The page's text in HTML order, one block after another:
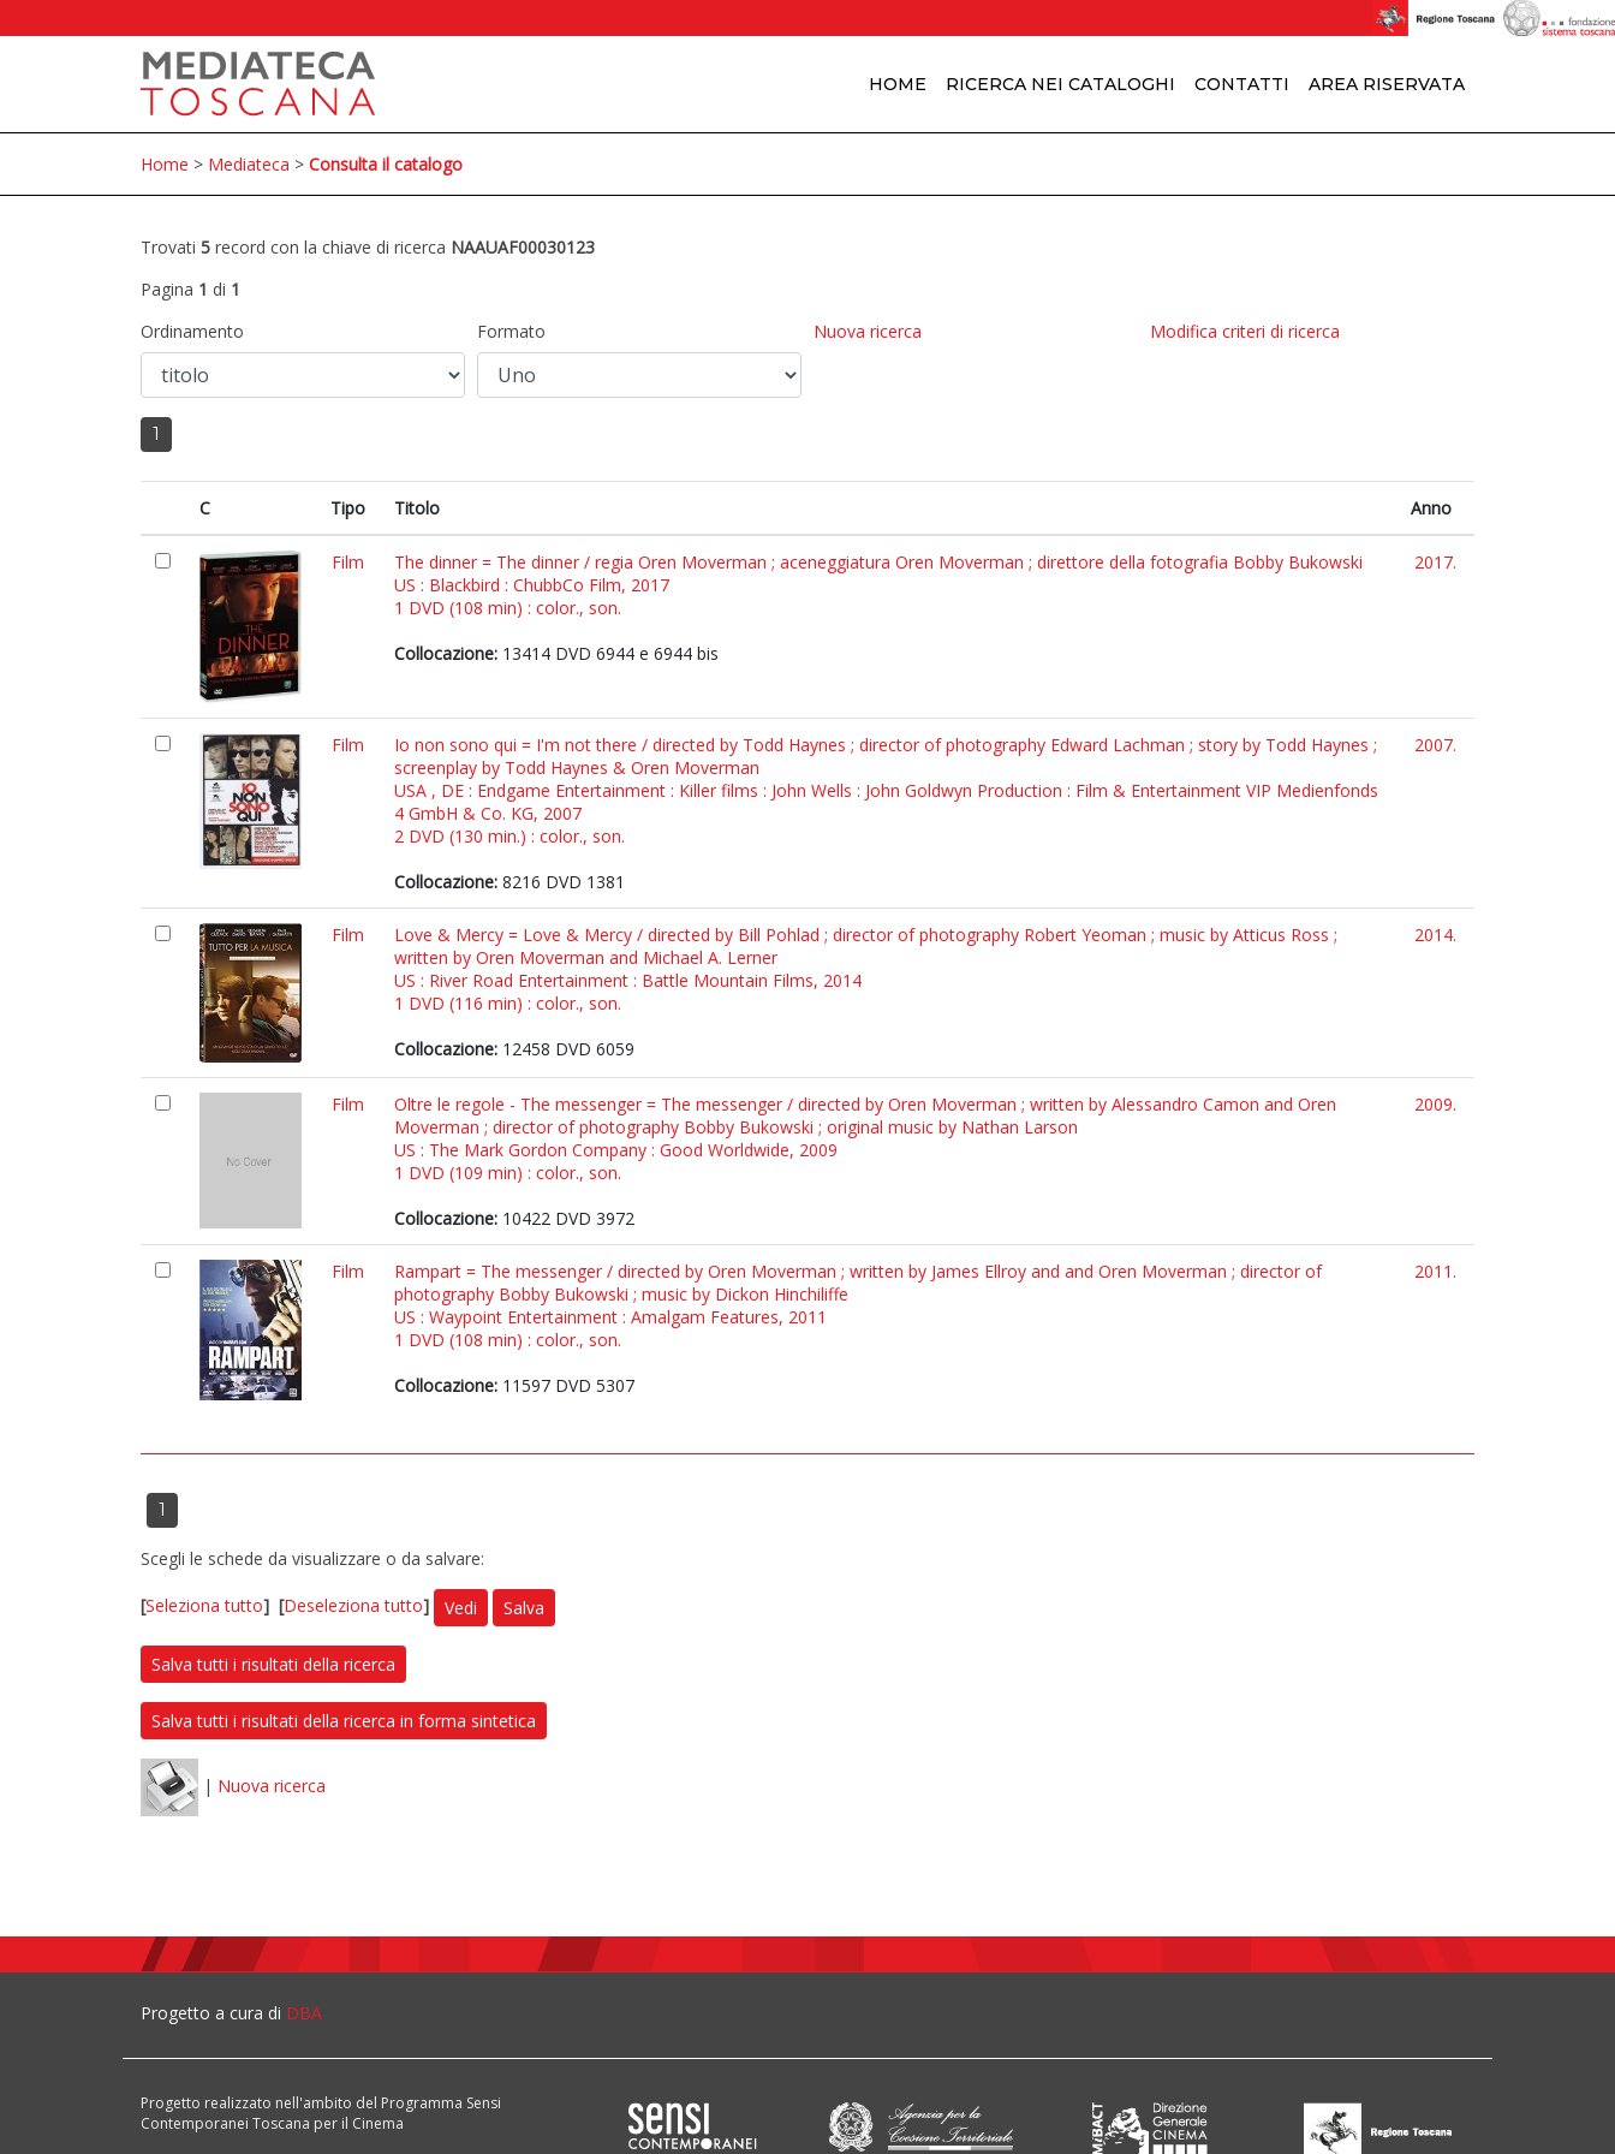
HOME RICERCA NEI CATALOGHI CONTATTI AREA RISERVATA
Home > Mediateca > Consulta il catalogo
Trovati 5 record con la chiave di ricerca NAAUAF00030123
Pagina 1 di 1
Ordinamento
Formato Nuova ricerca Modifica criteri di ricerca
1
C Tipo Titolo Anno
Film
The dinner = The dinner / regia Oren Moverman ; aceneggiatura Oren Moverman ; direttore della fotografia Bobby Bukowski
US : Blackbird : ChubbCo Film, 2017
1 DVD (108 min) : color., son.
Collocazione: 13414 DVD 6944 e 6944 bis
2017.
Film
Io non sono qui = I'm not there / directed by Todd Haynes ; director of photography Edward Lachman ; story by Todd Haynes ;
screenplay by Todd Haynes & Oren Moverman
USA , DE : Endgame Entertainment : Killer films : John Wells : John Goldwyn Production : Film & Entertainment VIP Medienfonds
4 GmbH & Co. KG, 2007
2 DVD (130 min.) : color., son.
Collocazione: 8216 DVD 1381
2007.
Film
Love & Mercy = Love & Mercy / directed by Bill Pohlad ; director of photography Robert Yeoman ; music by Atticus Ross ;
written by Oren Moverman and Michael A. Lerner
US : River Road Entertainment : Battle Mountain Films, 2014
1 DVD (116 min) : color., son.
Collocazione: 12458 DVD 6059
2014.
Film
Oltre le regole - The messenger = The messenger / directed by Oren Moverman ; written by Alessandro Camon and Oren
Moverman ; director of photography Bobby Bukowski ; original music by Nathan Larson
US : The Mark Gordon Company : Good Worldwide, 2009
1 DVD (109 min) : color., son.
Collocazione: 10422 DVD 3972
2009.
Film
Rampart = The messenger / directed by Oren Moverman ; written by James Ellroy and and Oren Moverman ; director of
photography Bobby Bukowski ; music by Dickon Hinchiliffe
US : Waypoint Entertainment : Amalgam Features, 2011
1 DVD (108 min) : color., son.
Collocazione: 11597 DVD 5307
2011.
1
Scegli le schede da visualizzare o da salvare:
[Seleziona tutto] [Deseleziona tutto] Vedi Salva
Salva tutti i risultati della ricerca
Salva tutti i risultati della ricerca in forma sintetica
| Nuova ricerca
Progetto a cura di DBA
Progetto realizzato nell'ambito del Programma Sensi
Contemporanei Toscana per il Cinema